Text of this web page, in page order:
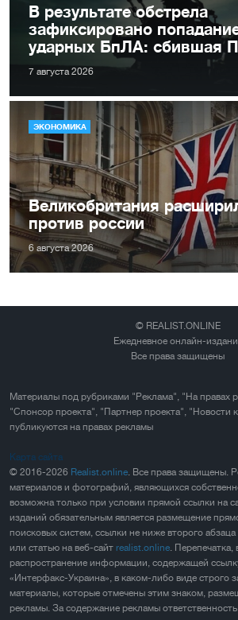
В результате обстрела
зафиксировано
ударных БпЛА: сбившая
7 августа 2026
ЭКОНОМИКА
Великобритания
против россии
6 августа 2026
© REALIST.ONLINE
Ежедневное онлайн-
Все права защищены
Материалы под рубриками "Реклама", "На правах
"Спонсор проекта", "Партнер проекта", "Новости
публикуются на правах рекламы
Карта сайта
© 2016-2026 Realist.online . Все права защищены.
материалов и фотографий, являющихся
возможна только при условии прямой ссылки на
изданий обязательным является размещение
поисковых систем, ссылки не ниже второго
или статью на веб-сайт realist.online .
распространение информации, содержащей
«Интерфакс-Украина», в каком-либо виде строго
материалы, которые отмечены этим знаком,
рекламы. За содержание рекламы ответственность